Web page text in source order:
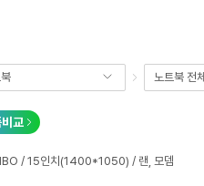
노트북 전체
교
/ 15인치(1400*1050) / 랜, 모뎀